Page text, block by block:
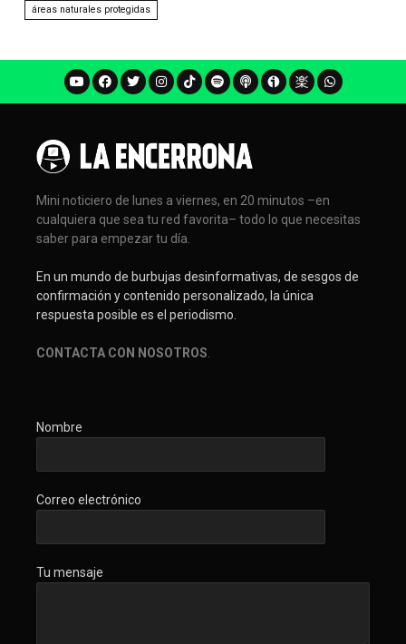
áreas naturales protegidas
Mini noticiero de lunes a viernes, en 20 minutos –en
cualquiera que sea tu red favorita– todo lo que necesitas
saber para empezar tu día.
En un mundo de burbujas desinformativas, de sesgos de
confirmación y contenido personalizado, la única
respuesta posible es el periodismo.
CONTACTA CON NOSOTROS
Nombre
Correo electrónico
Tu mensaje